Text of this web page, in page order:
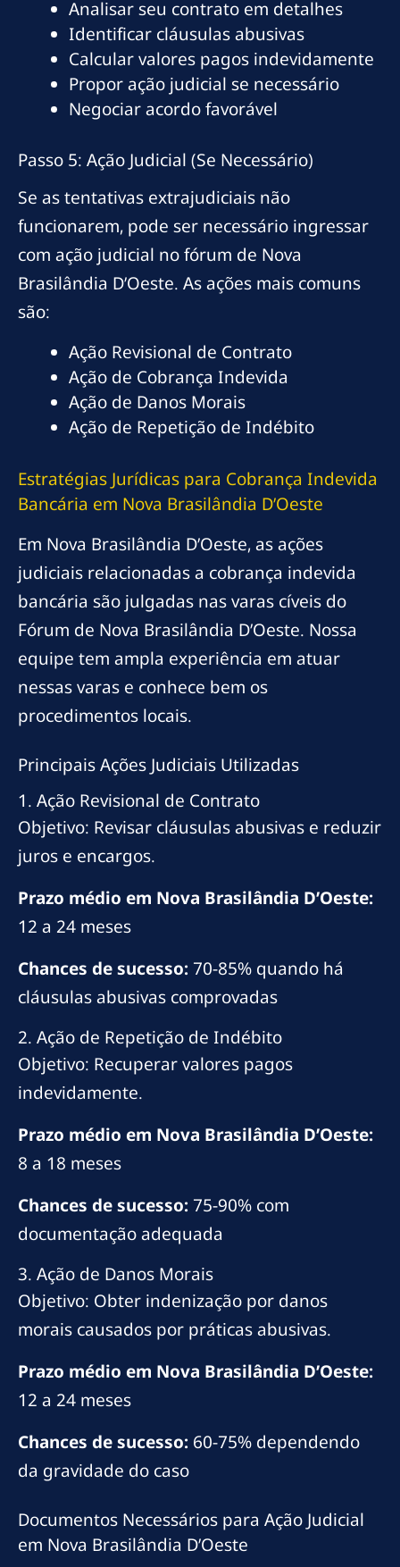
Analisar seu contrato em detalhes
Identificar cláusulas abusivas
Calcular valores pagos indevidamente
Propor ação judicial se necessário
Negociar acordo favorável
Passo 5: Ação Judicial (Se Necessário)
Se as tentativas extrajudiciais não
funcionarem, pode ser necessário ingressar
com ação judicial no fórum de Nova
Brasilândia D’Oeste. As ações mais comuns
são:
Ação Revisional de Contrato
Ação de Cobrança Indevida
Ação de Danos Morais
Ação de Repetição de Indébito
Estratégias Jurídicas para Cobrança Indevida
Bancária em Nova Brasilândia D’Oeste
Em Nova Brasilândia D’Oeste, as ações
judiciais relacionadas a cobrança indevida
bancária são julgadas nas varas cíveis do
Fórum de Nova Brasilândia D’Oeste. Nossa
equipe tem ampla experiência em atuar
nessas varas e conhece bem os
procedimentos locais.
Principais Ações Judiciais Utilizadas
1. Ação Revisional de Contrato
Objetivo: Revisar cláusulas abusivas e reduzir
juros e encargos.
Prazo médio em Nova Brasilândia D’Oeste:
12 a 24 meses
Chances de sucesso: 70-85% quando há
cláusulas abusivas comprovadas
2. Ação de Repetição de Indébito
Objetivo: Recuperar valores pagos
indevidamente.
Prazo médio em Nova Brasilândia D’Oeste:
8 a 18 meses
Chances de sucesso: 75-90% com
documentação adequada
3. Ação de Danos Morais
Objetivo: Obter indenização por danos
morais causados por práticas abusivas.
Prazo médio em Nova Brasilândia D’Oeste:
12 a 24 meses
Chances de sucesso: 60-75% dependendo
da gravidade do caso
Documentos Necessários para Ação Judicial
em Nova Brasilândia D’Oeste